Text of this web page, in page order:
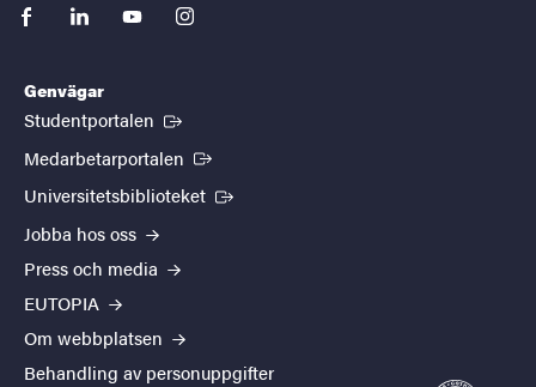
facebooklinkedinyoutubeinstagram
Genvägar
Studentportalen (Extern länk)
Medarbetarportalen (Extern länk)
Universitetsbiblioteket (Extern länk)
Jobba hos oss
Press och media
EUTOPIA
Om webbplatsen
Behandling av personuppgifter